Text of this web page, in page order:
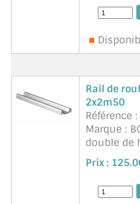
profilé du
fixé sur le
Rail de
2x2m50
Référence :
Marque :
double de
aluminium
portes
Capacité
Contenu
Prix :